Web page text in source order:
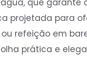
que
projetada para
refeição em
prática e